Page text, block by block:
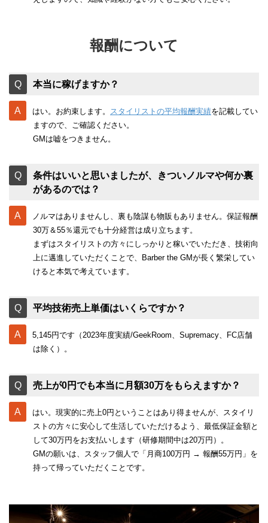
報酬について
本当に稼げますか？
はい。お約束します。 スタイリストの平均報酬実績を記載してい
ますので、ご確認ください。
GMは嘘をつきません。
条件はいいと思いましたが、きついノルマや何か裏
があるのでは？
ノルマはありませんし、裏も陰謀も物販もありません。保証報酬
30万＆55％還元でも十分経営は成り立ちます。
まずはスタイリストの方々にしっかりと稼いでいただき、技術向
上に邁進していただくことで、Barber the GMが長く繁栄してい
けると本気で考えています。
平均技術売上単価はいくらですか？
5,145円です（2023年度実績/GeekRoom、Supremacy、FC店舗
は除く）。
売上が0円でも本当に月額30万をもらえますか？
はい。現実的に売上0円ということはあり得ませんが、スタイリ
ストの方々に安心して生活していただけるよう、最低保証金額と
して30万円をお支払いします（研修期間中は20万円）。
GMの願いは、スタッフ個人で「月商100万円 → 報酬55万円」を
持って帰っていただくことです。